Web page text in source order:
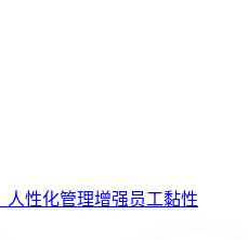
性化管理增强员工黏性